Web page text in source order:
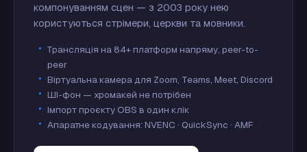
компонуванням сцен — з 2003 року нею
користуються стрімери, церкви та мовники.
Трансляція на 84+ платформ напряму, peer-to-
peer
Віртуальна камера для Zoom, Teams, Meet, Discord
ШІ-фон — хромакей не потрібен
Імпорт проєкту OBS в один клік
Апаратне кодування: NVENC · QuickSync · AMF